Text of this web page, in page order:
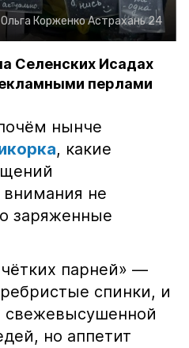
Ольга КорженкоАстрахань 24
Селенских Исадах
перлами
нынче
, какие
внимания не
заряженные
парней» —
спинки, и
свежевысушенной
но аппетит